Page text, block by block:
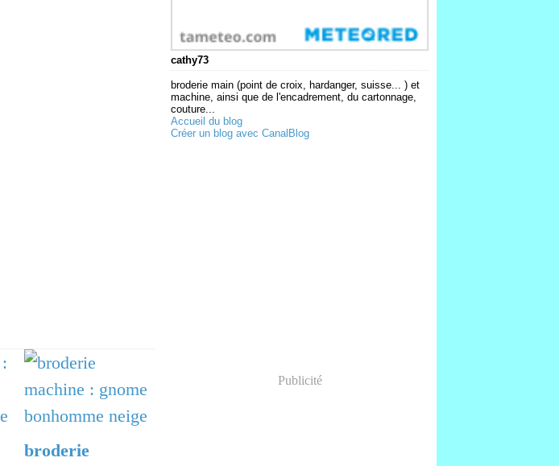
broderie
cathy73
broderie main (point de croix, hardanger, suisse... ) et
machine, ainsi que de l'encadrement, du cartonnage,
couture...
Accueil du blog
Créer un blog avec CanalBlog
Publicité